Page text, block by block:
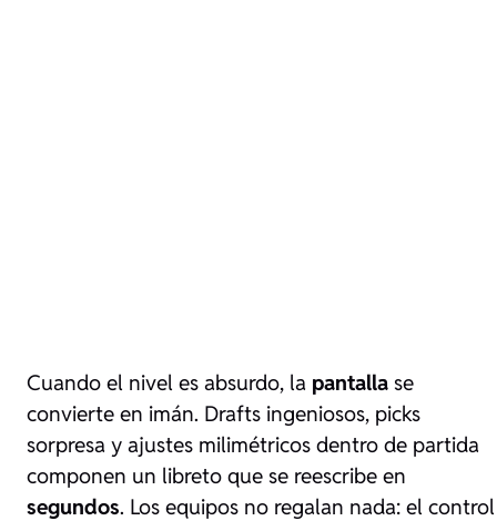
Cuando el nivel es absurdo, la pantalla se
convierte en imán. Drafts ingeniosos, picks
sorpresa y ajustes milimétricos dentro de partida
componen un libreto que se reescribe en
segundos. Los equipos no regalan nada: el control